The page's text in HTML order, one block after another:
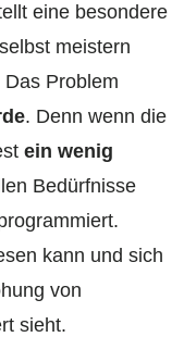
eine besondere
meistern
Problem
. Denn wenn die
ein wenig
Bedürfnisse
kann und sich
von
sieht.